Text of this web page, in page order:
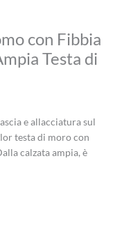
con Fibbia
Testa di
e allacciatura sul
testa di moro con
calzata ampia, è